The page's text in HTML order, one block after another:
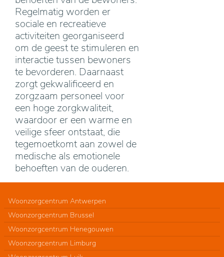
Regelmatig worden er
sociale en recreatieve
activiteiten georganiseerd
om de geest te stimuleren en
interactie tussen bewoners
te bevorderen. Daarnaast
zorgt gekwalificeerd en
zorgzaam personeel voor
een hoge zorgkwaliteit,
waardoor er een warme en
veilige sfeer ontstaat, die
tegemoetkomt aan zowel de
medische als emotionele
behoeften van de ouderen.
Woonzorgcentrum Antwerpen
Woonzorgcentrum Brussel
Woonzorgcentrum Henegouwen
Woonzorgcentrum Limburg